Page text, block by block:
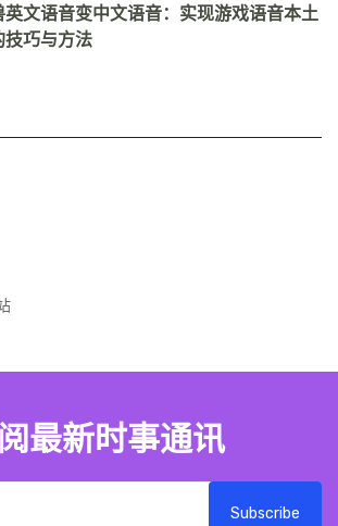
英文语音变中文语音：实现游戏语音本土
技巧与方法
最新时事通讯
Subscribe